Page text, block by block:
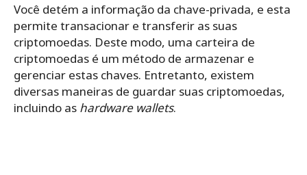
Você detém a informação da chave-privada, e esta
permite transacionar e transferir as suas
criptomoedas. Deste modo, uma carteira de
criptomoedas é um método de armazenar e
gerenciar estas chaves. Entretanto, existem
diversas maneiras de guardar suas criptomoedas,
incluindo as hardware wallets.